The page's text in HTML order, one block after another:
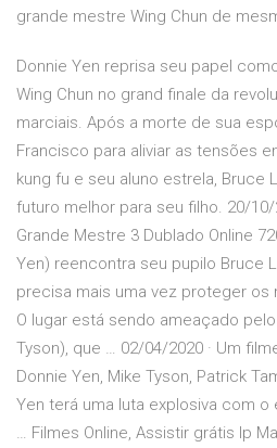
grande mestre Wing Chun de
Donnie Yen reprisa seu papel
Wing Chun no grand finale da
marciais. Após a morte de sua
Francisco para aliviar as tensões
kung fu e seu aluno estrela, Bruce
futuro melhor para seu filho. 20/10/
Grande Mestre 3 Dublado Online
Yen) reencontra seu pupilo Bruce
precisa mais uma vez proteger os
O lugar está sendo ameaçado
Tyson), que … 02/04/2020 · Um
Donnie Yen, Mike Tyson, Patrick
Yen terá uma luta explosiva com
… Filmes Online, Assistir grátis Ip